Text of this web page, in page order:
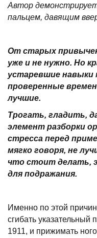
Автор
пальцем, давящим
От старых
уже и не нужно. Но
устаревшие навыки
проверенные
лучшие.
Трогать, гладить,
элемент разборки
стресса перед
мягко говоря, не
что стоит делать,
для подражания.
Именно по этой
сгибать указательный
1911, и прижимать